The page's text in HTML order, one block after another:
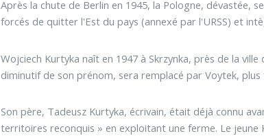
Après la chute de Berlin en 1945, la Pologne, dévastée,
forcés de quitter l'Est du pays (annexé par l'URSS) et
Wojciech Kurtyka naît en 1947 à Skrzynka, près de la
diminutif de son prénom, sera remplacé par Voytek,
Son père, Tadeusz Kurtyka, écrivain, était déjà connu
territoires reconquis » en exploitant une ferme. Le jeune